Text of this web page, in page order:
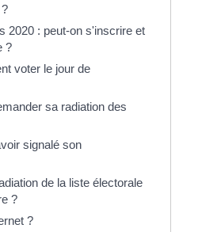
2020 : peut-on s'inscrire et
?
voter le jour de
sa radiation des
signalé son
de la liste électorale
?
?